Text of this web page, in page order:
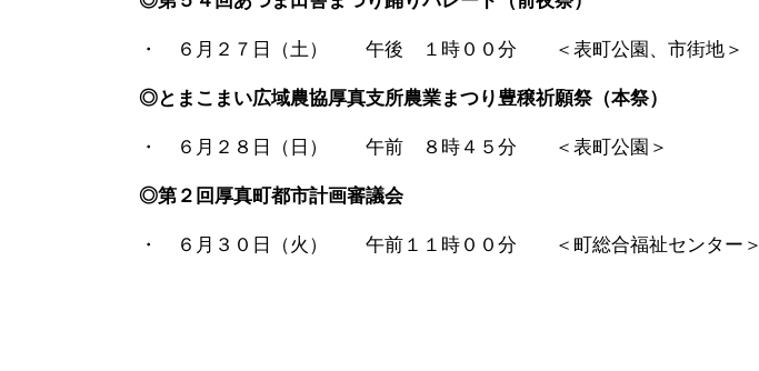
・ ６月２７日（土） 午後 １時００分 ＜表町公園、市街地＞
◎とまこまい広域農協厚真支所農業まつり豊穣祈願祭（本祭）
・ ６月２８日（日） 午前 ８時４５分 ＜表町公園＞
◎第２回厚真町都市計画審議会
・ ６月３０日（火） 午前１１時００分 ＜町総合福祉センター＞